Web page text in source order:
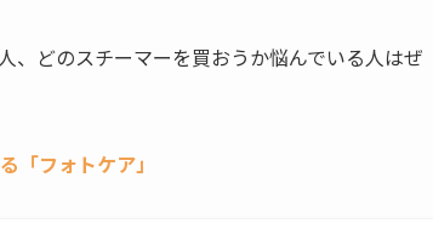
、どのスチーマーを買おうか悩んでいる人はぜ
フォトケア」